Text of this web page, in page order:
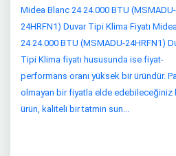
Midea Blanc 24 24.000 BTU (MSMADU-
24HRFN1) Duvar Tipi Klima Fiyatı
24 24.000 BTU (MSMADU-24HRFN1)
Tipi Klima fiyatı hususunda ise fiyat-
performans oranı yüksek bir üründür.
olmayan bir fiyatla elde edebileceğiniz
ürün, kaliteli bir tatmin sun...